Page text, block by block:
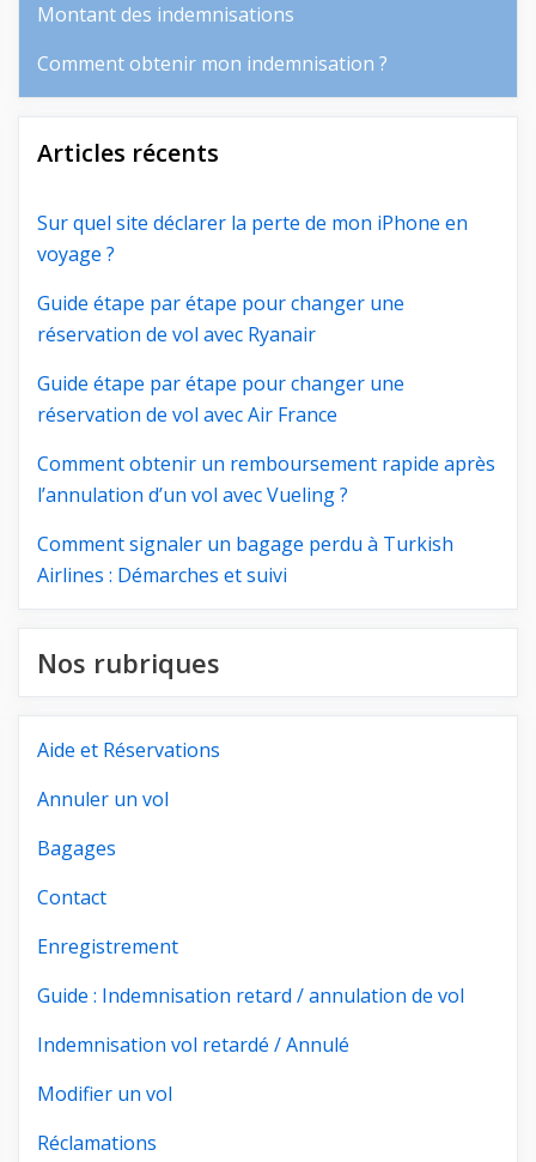
Montant des indemnisations
Comment obtenir mon indemnisation ?
Articles récents
Sur quel site déclarer la perte de mon iPhone en
voyage ?
Guide étape par étape pour changer une
réservation de vol avec Ryanair
Guide étape par étape pour changer une
réservation de vol avec Air France
Comment obtenir un remboursement rapide après
l’annulation d’un vol avec Vueling ?
Comment signaler un bagage perdu à Turkish
Airlines : Démarches et suivi
Nos rubriques
Aide et Réservations
Annuler un vol
Bagages
Contact
Enregistrement
Guide : Indemnisation retard / annulation de vol
Indemnisation vol retardé / Annulé
Modifier un vol
Réclamations